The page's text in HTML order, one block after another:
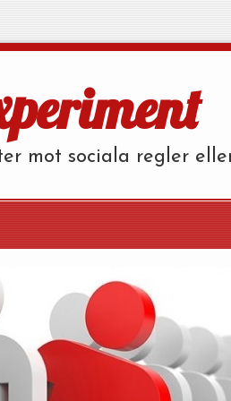
mot sociala regler